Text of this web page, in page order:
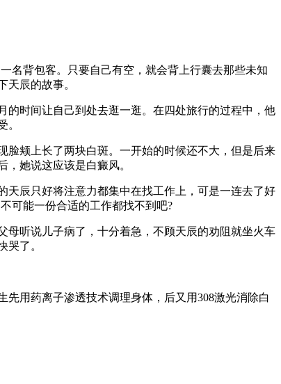
背包客。只要自己有空，就会背上行囊去那些未知
天辰的故事。
时间让自己到处去逛一逛。在四处旅行的过程中，他
。
颊上长了两块白斑。一开始的时候还不大，但是后来
她说这应该是白癜风。
辰只好将注意力都集中在找工作上，可是一连去了好
可能一份合适的工作都找不到吧?
听说儿子病了，十分着急，不顾天辰的劝阻就坐火车
哭了。
用药离子渗透技术调理身体，后又用308激光消除白